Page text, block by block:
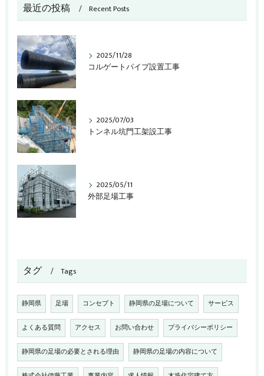
最近の投稿 Recent Posts
2025/11/28
コルゲートパイプ設置工事
2025/07/03
トンネル坑門工架設工事
2025/05/11
外部足場工事
タグ Tags
静岡県 足場 コンセプト 静岡県の足場について サービス
よくある質問 アクセス お問い合わせ プライバシーポリシー
静岡県の足場の必要とされる理由 静岡県の足場の内容について